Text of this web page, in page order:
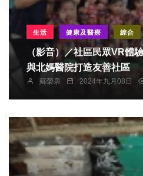
生活 健康及醫療 綜合
（影音）／社區民眾VR
與北媽醫院打造友善社區
蘇榮泉 2024年九月08日